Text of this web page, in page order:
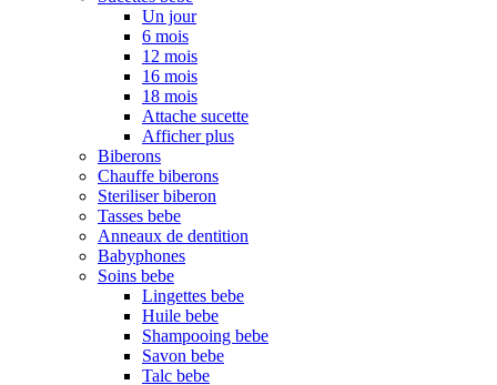
Un jour
6 mois
12 mois
16 mois
18 mois
Attache sucette
Afficher plus
Biberons
Chauffe biberons
Steriliser biberon
Tasses bebe
Anneaux de dentition
Babyphones
Soins bebe
Lingettes bebe
Huile bebe
Shampooing bebe
Savon bebe
Talc bebe